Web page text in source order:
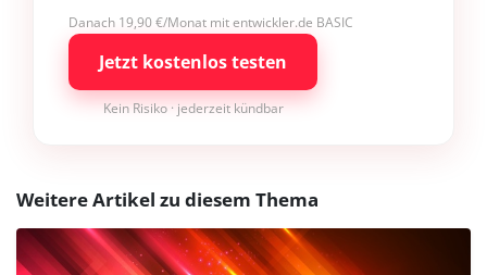
Danach 19,90 €/Monat mit entwickler.de BASIC
Jetzt kostenlos testen
Kein Risiko · jederzeit kündbar
Weitere Artikel zu diesem Thema